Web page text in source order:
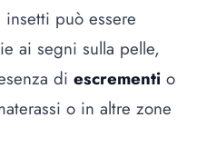
può essere
ai segni sulla pelle,
di escrementi o
o in altre zone